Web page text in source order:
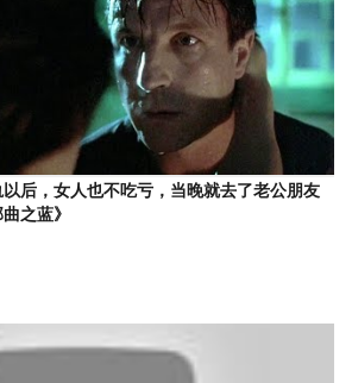
以后，女人也不吃亏，当晚就去了老公朋友
之蓝》